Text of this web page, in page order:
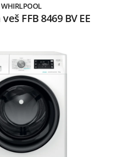
WHIRLPOOL
FFB 8469 BV EE